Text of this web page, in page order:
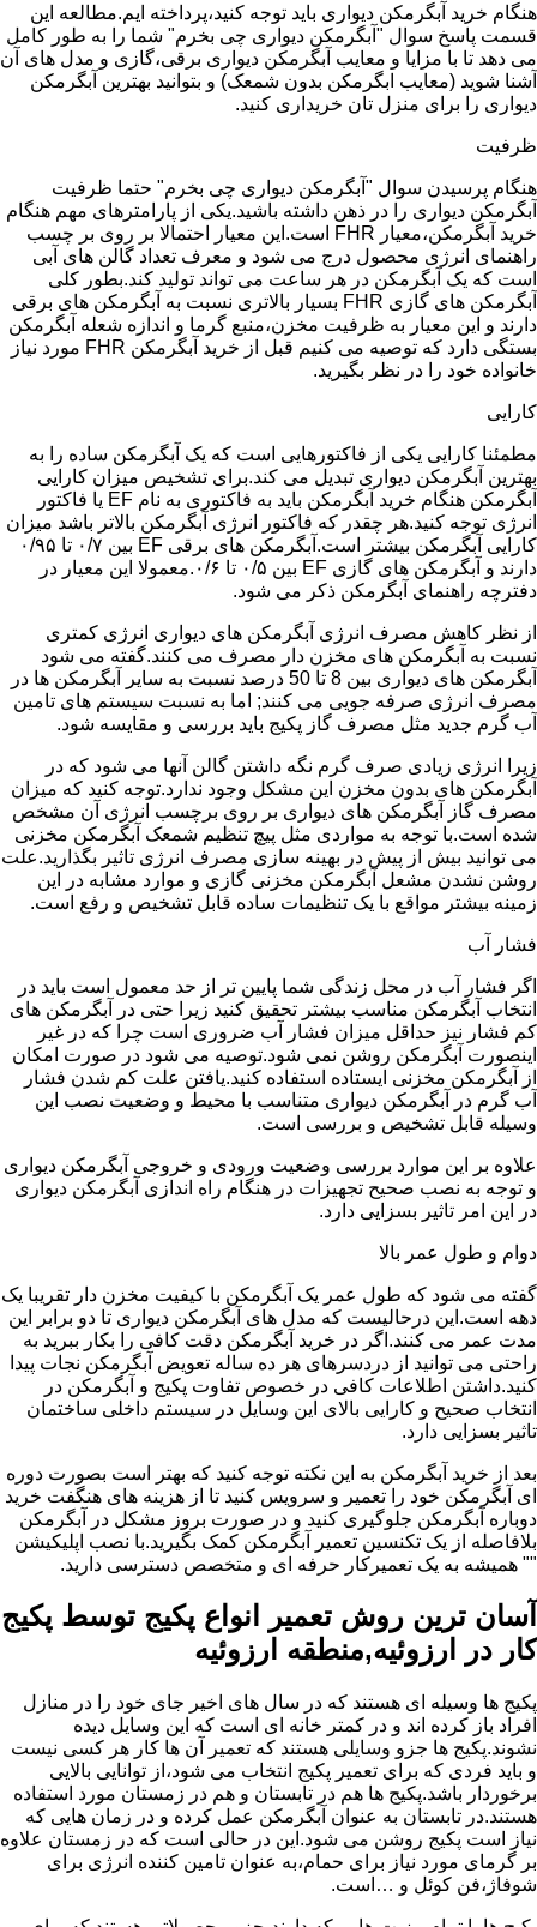
هنگام خرید آبگرمکن دیواری باید توجه کنید،پرداخته ایم.مطالعه این
قسمت پاسخ سوال "آبگرمکن دیواری چی بخرم" شما را به طور کامل
می دهد تا با مزایا و معایب آبگرمکن دیواری برقی،گازی و مدل های آن
آشنا شوید (معایب ابگرمکن بدون شمعک) و بتوانید بهترین آبگرمکن
دیواری را برای منزل تان خریداری کنید.
ظرفیت
هنگام پرسیدن سوال "آبگرمکن دیواری چی بخرم" حتما ظرفیت
آبگرمکن دیواری را در ذهن داشته باشید.یکی از پارامترهای مهم هنگام
خرید آبگرمکن،معیار FHR است.این معیار احتمالا بر روی بر چسب
راهنمای انرژی محصول درج می شود و معرف تعداد گالن های آبی
است که یک آبگرمکن در هر ساعت می تواند تولید کند.بطور کلی
آبگرمکن های گازی FHR بسیار بالاتری نسبت به آبگرمکن های برقی
دارند و این معیار به ظرفیت مخزن،منبع گرما و اندازه شعله آبگرمکن
بستگی دارد که توصیه می کنیم قبل از خرید آبگرمکن FHR مورد نیاز
خانواده خود را در نظر بگیرید.
کارایی
مطمئنا کارایی یکی از فاکتورهایی است که یک آبگرمکن ساده را به
بهترین آبگرمکن دیواری تبدیل می کند.برای تشخیص میزان کارایی
آبگرمکن هنگام خرید آبگرمکن باید به فاکتوری به نام EF یا فاکتور
انرژی توجه کنید.هر چقدر که فاکتور انرژی آبگرمکن بالاتر باشد میزان
کارایی آبگرمکن بیشتر است.آبگرمکن های برقی EF بین ۰/۷ تا ۰/۹۵
دارند و آبگرمکن های گازی EF بین ۰/۵ تا ۰/۶.معمولا این معیار در
دفترچه راهنمای آبگرمکن ذکر می شود.
از نظر کاهش مصرف انرژی آبگرمکن های دیواری انرژی کمتری
نسبت به آبگرمکن های مخزن دار مصرف می کنند.گفته می شود
آبگرمکن های دیواری بین 8 تا 50 درصد نسبت به سایر آبگرمکن ها در
مصرف انرژی صرفه جویی می کنند; اما به نسبت سیستم های تامین
آب گرم جدید مثل مصرف گاز پکیج باید بررسی و مقایسه شود.
زیرا انرژی زیادی صرف گرم نگه داشتن گالن آنها می شود که در
آبگرمکن های بدون مخزن این مشکل وجود ندارد.توجه کنید که میزان
مصرف گاز آبگرمکن های دیواری بر روی برچسب انرژی آن مشخص
شده است.با توجه به مواردی مثل پیچ تنظیم شمعک آبگرمکن مخزنی
می توانید بیش از پیش در بهینه سازی مصرف انرژی تاثیر بگذارید.علت
روشن نشدن مشعل آبگرمکن مخزنی گازی و موارد مشابه در این
زمینه بیشتر مواقع با یک تنظیمات ساده قابل تشخیص و رفع است.
فشار آب
اگر فشار آب در محل زندگی شما پایین تر از حد معمول است باید در
انتخاب آبگرمکن مناسب بیشتر تحقیق کنید زیرا حتی در آبگرمکن های
کم فشار نیز حداقل میزان فشار آب ضروری است چرا که در غیر
اینصورت آبگرمکن روشن نمی شود.توصیه می شود در صورت امکان
از آبگرمکن مخزنی ایستاده استفاده کنید.یافتن علت کم شدن فشار
آب گرم در آبگرمکن دیواری متناسب با محیط و وضعیت نصب این
وسیله قابل تشخیص و بررسی است.
علاوه بر این موارد بررسی وضعیت ورودی و خروجی آبگرمکن دیواری
و توجه به نصب صحیح تجهیزات در هنگام راه اندازی آبگرمکن دیواری
در این امر تاثیر بسزایی دارد.
دوام و طول عمر بالا
گفته می شود که طول عمر یک آبگرمکن با کیفیت مخزن دار تقریبا یک
دهه است.این درحالیست که مدل های آبگرمکن دیواری تا دو برابر این
مدت عمر می کنند.اگر در خرید آبگرمکن دقت کافی را بکار ببرید به
راحتی می توانید از دردسرهای هر ده ساله تعویض آبگرمکن نجات پیدا
کنید.داشتن اطلاعات کافی در خصوص تفاوت پکیج و آبگرمکن در
انتخاب صحیح و کارایی بالای این وسایل در سیستم داخلی ساختمان
تاثیر بسزایی دارد.
بعد از خرید آبگرمکن به این نکته توجه کنید که بهتر است بصورت دوره
ای آبگرمکن خود را تعمیر و سرویس کنید تا از هزینه های هنگفت خرید
دوباره آبگرمکن جلوگیری کنید و در صورت بروز مشکل در آبگرمکن
بلافاصله از یک تکنسین تعمیر آبگرمکن کمک بگیرید.با نصب اپلیکیشن
"" همیشه به یک تعمیرکار حرفه ای و متخصص دسترسی دارید.
آسان ترین روش تعمیر انواع پکیج توسط پکیج
کار در ارزوئیه,منطقه ارزوئیه
پکیج ها وسیله ای هستند که در سال های اخیر جای خود را در منازل
افراد باز کرده اند و در کمتر خانه ای است که این وسایل دیده
نشوند.پکیج ها جزو وسایلی هستند که تعمیر آن ها کار هر کسی نیست
و باید فردی که برای تعمیر پکیج انتخاب می شود،از توانایی بالایی
برخوردار باشد.پکیج ها هم در تابستان و هم در زمستان مورد استفاده
هستند.در تابستان به عنوان آبگرمکن عمل کرده و در زمان هایی که
نیاز است پکیج روشن می شود.این در حالی است که در زمستان علاوه
بر گرمای مورد نیاز برای حمام،به عنوان تامین کننده انرژی برای
شوفاژ،فن کوئل و …است.